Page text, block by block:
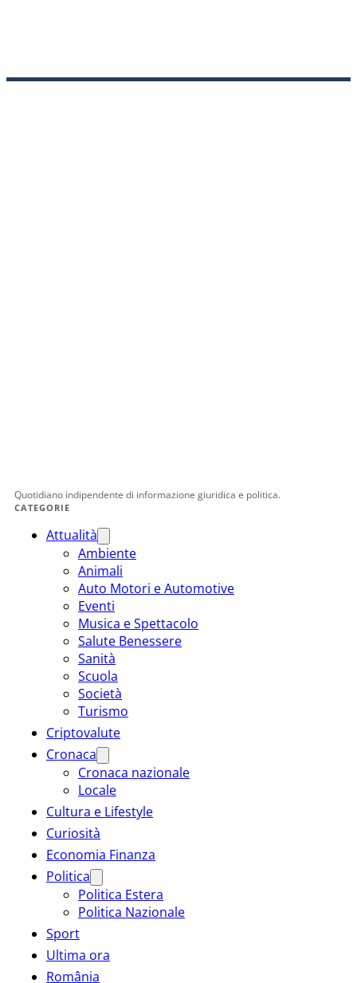
Quotidiano indipendente di informazione giuridica e politica.
CATEGORIE
Attualità
Ambiente
Animali
Auto Motori e Automotive
Eventi
Musica e Spettacolo
Salute Benessere
Sanità
Scuola
Società
Turismo
Criptovalute
Cronaca
Cronaca nazionale
Locale
Cultura e Lifestyle
Curiosità
Economia Finanza
Politica
Politica Estera
Politica Nazionale
Sport
Ultima ora
România